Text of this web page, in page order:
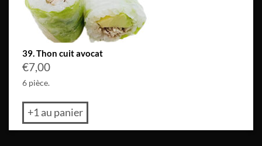
39. Thon cuit avocat
€7,00
6 pièce.
+1 au panier